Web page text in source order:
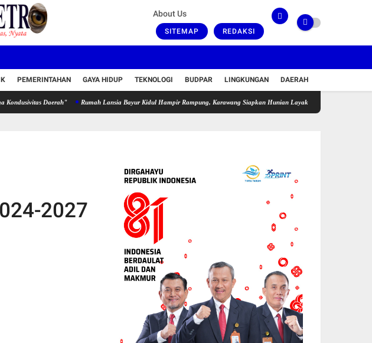
About Us
SITEMAP REDAKSI
PEMERINTAHAN GAYA HIDUP TEKNOLOGI BUDPAR LINGKUNGAN DAERAH
Daerah" Rumah Lansia Bayur Kidul Hampir Rampung, Karawang Siapkan Hunian Layak Berkonsep Pemberdayaan
2027